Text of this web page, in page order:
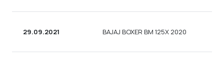
29.09.2021 BAJAJ BOXER BM 125X 2020